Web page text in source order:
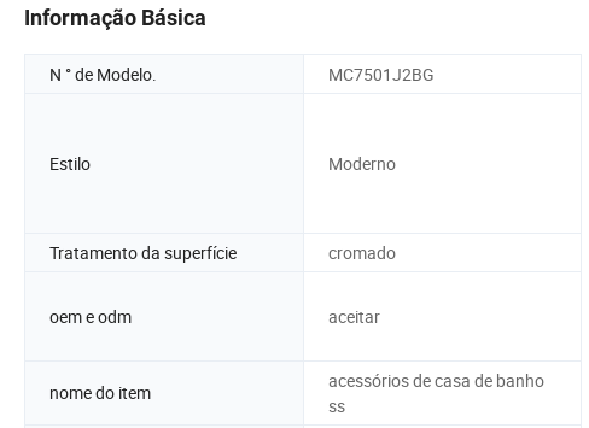
Informação Básica
N ° de Modelo. MC7501J2BG
Estilo Moderno
Tratamento da superfície
cromado
oem e odm aceitar
nome do item
acessórios de casa de banho
ss